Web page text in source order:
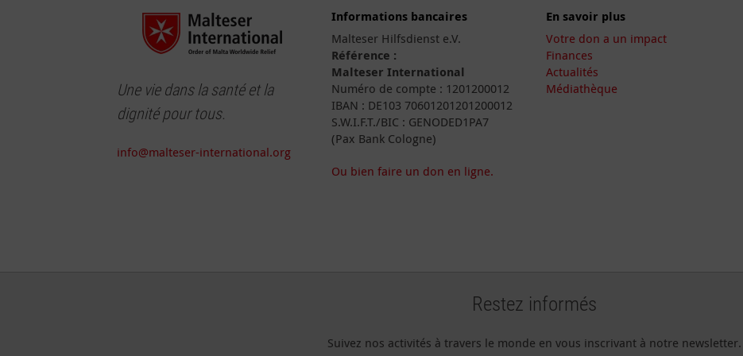
Une vie dans la santé et la
dignité pour tous.
info@malteser-international.org
Informations bancaires
Malteser Hilfsdienst e.V.
Référence :
Malteser International
Numéro de compte : 1201200012
IBAN : DE103 70601201201200012
S.W.I.F.T./BIC : GENODED1PA7
(Pax Bank Cologne)
Ou bien faire un don en ligne.
En savoir plus
Votre don a un impact
Finances
Actualités
Médiathèque
Restez informés
Suivez nos activités à travers le monde en vous inscrivant à notre newsletter.